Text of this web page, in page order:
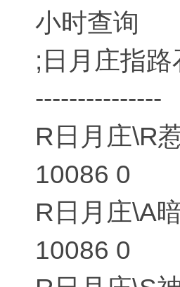
小时查询
;日月庄指路
---------------
R日月庄
10086 0
R日月庄
10086 0